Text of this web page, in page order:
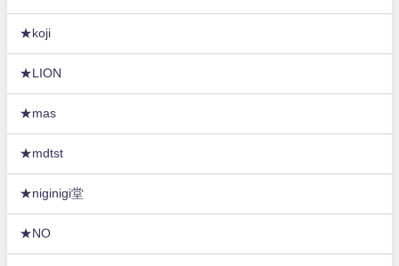
★koji
★LION
★mas
★mdtst
★niginigi堂
★NO